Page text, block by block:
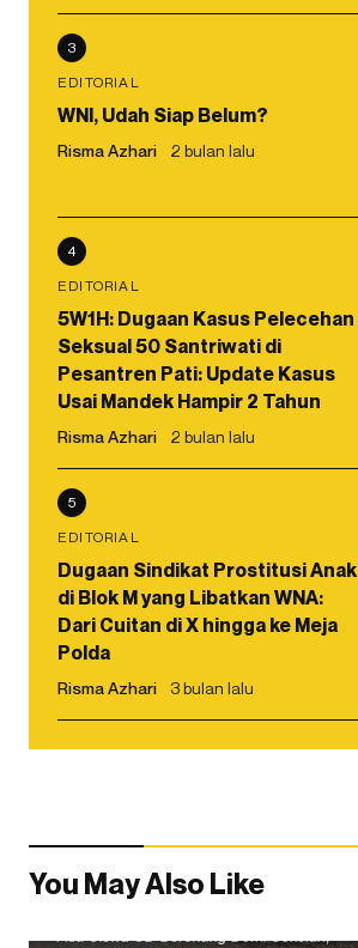
3
EDITORIAL
WNI, Udah Siap Belum?
Risma Azhari 2 bulan lalu
4
EDITORIAL
5W1H: Dugaan Kasus Pelecehan
Seksual 50 Santriwati di
Pesantren Pati: Update Kasus
Usai Mandek Hampir 2 Tahun
Risma Azhari 2 bulan lalu
5
EDITORIAL
Dugaan Sindikat Prostitusi Anak
di Blok M yang Libatkan WNA:
Dari Cuitan di X hingga ke Meja
Polda
Risma Azhari 3 bulan lalu
You May Also Like